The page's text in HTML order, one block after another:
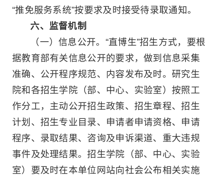
“推免服务系统”按要求及时接受待录取通知。
六、监督机制
（一）信息公开。“直博生”招生方式，要根
据教育部有关信息公开的要求，做到信息采集
准确、公开程序规范、内容发布及时。研究生
院和各招生学院（部、中心、实验室）按照工
作分工，主动公开招生政策、招生章程、招生
计划、招生专业目录、申请者申请资格、申请
程序、录取结果、咨询及申诉渠道、重大违规
事件及处理结果。招生学院（部、中心、实验
室）要及时在本单位网站向社会公布相关实施